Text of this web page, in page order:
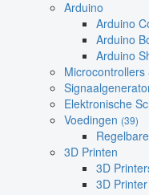
Arduino
Arduino
Arduino
Arduino
Elektronische
Voedingen (39)
3D Printen
3D
3D